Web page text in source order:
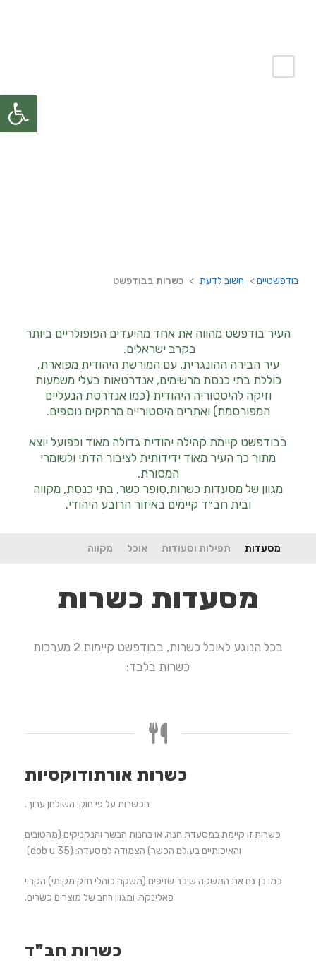
בודפשטיים> חשוב לדעת > כשרות בבודפשט
העיר בודפשט מהווה את אחד מהיעדים הפופולריים ביותר
בקרב ישראלים.
עיר הבירה ההונגרית, עם המורשת היהודית מפוארת,
כוללת בתי כנסת מרשימים, אנדרטאות בעלי משמעות
וזיקה להיסטוריה היהודית (כמו אנדרטת הנעליים
המפורסמת) ואתרים היסטוריים מרתקים נוספים.
בבודפשט קיימת קהילה יהודית גדולה מאוד וכפועל יוצא
מתוך כך העיר מאוד ידידותית לציבור הדתי ולשומרי
המסורת.
מגוון של מסעדות כשרות,סופר כשר, בתי כנסת, מקווה
ובית חב״ד קיימים באיזור הרובע היהודי.
מסעדות תפילות וסעודות אוכל מקווה
מסעדות כשרות
בכל הנוגע לאוכל כשרות, בבודפשט קיימות 2 מערכות
כשרות בלבד:
כשרות אורתודוקסיות
הכשרות על פי חוקי השולחן ערוך.
כשרות זו קיימת במסעדת חנה, או בחנות הבשר והנקניקים (מהטובים
והאיכותיים בעולם הכשר) הצמודה למסעדה: (dob u 35)
כמו כן גם את המשקה שיכר שזיפים (משקה כוהלי חזק מקומי) הקרוי
פאלינקה, ומגוון רחב של מוצרים כשרים.
כשרות חב"ד